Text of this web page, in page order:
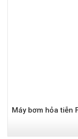
Máy bơm hỏa tiễn